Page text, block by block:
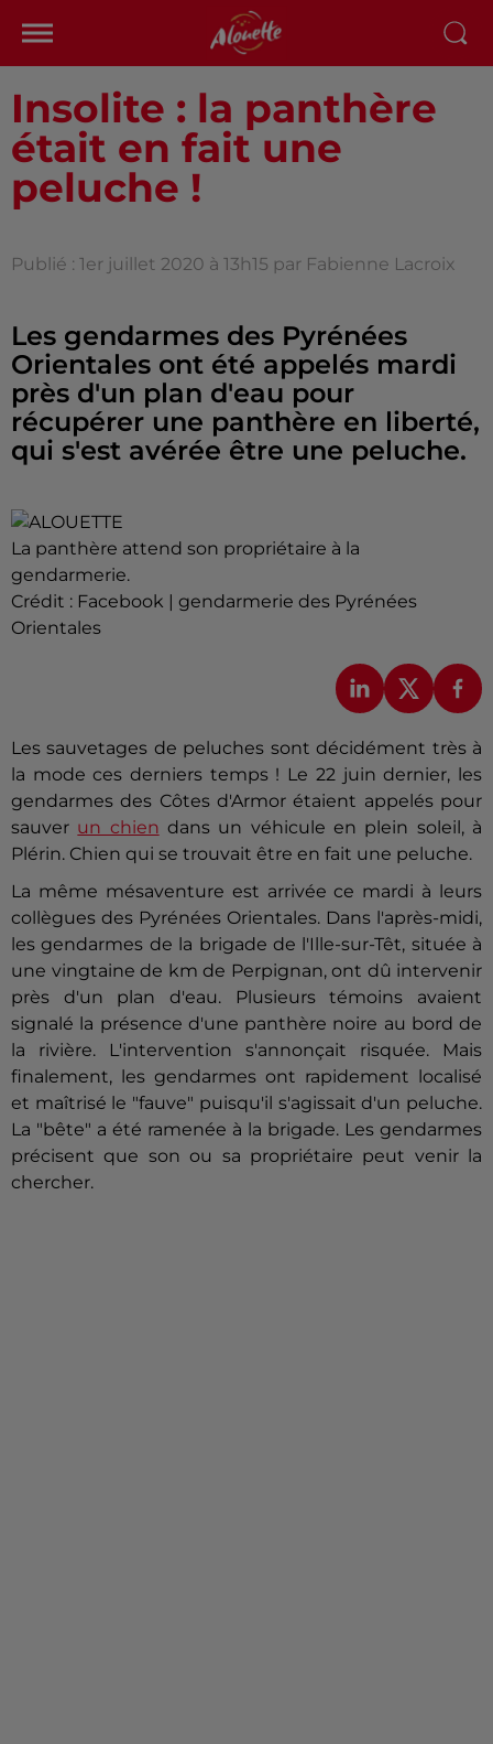
Insolite : la panthère
était en fait une
peluche !
Publié : 1er juillet 2020 à 13h15 par Fabienne Lacroix
Les gendarmes des Pyrénées
Orientales ont été appelés mardi
près d'un plan d'eau pour
récupérer une panthère en liberté,
qui s'est avérée être une peluche.
La panthère attend son propriétaire à la
gendarmerie.
Crédit : Facebook | gendarmerie des Pyrénées
Orientales
Les sauvetages de peluches sont décidément très à
la mode ces derniers temps ! Le 22 juin dernier, les
gendarmes des Côtes d'Armor étaient appelés pour
sauver un chien dans un véhicule en plein soleil, à
Plérin. Chien qui se trouvait être en fait une peluche.
La même mésaventure est arrivée ce mardi à leurs
collègues des Pyrénées Orientales. Dans l'après-midi,
les gendarmes de la brigade de l'Ille-sur-Têt, située à
une vingtaine de km de Perpignan, ont dû intervenir
près d'un plan d'eau. Plusieurs témoins avaient
signalé la présence d'une panthère noire au bord de
la rivière. L'intervention s'annonçait risquée. Mais
finalement, les gendarmes ont rapidement localisé
et maîtrisé le "fauve" puisqu'il s'agissait d'un peluche.
La "bête" a été ramenée à la brigade. Les gendarmes
précisent que son ou sa propriétaire peut venir la
chercher.